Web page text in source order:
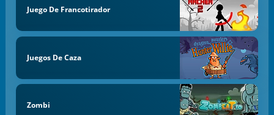
Juego De Francotirador
Juegos De Caza
Zombi